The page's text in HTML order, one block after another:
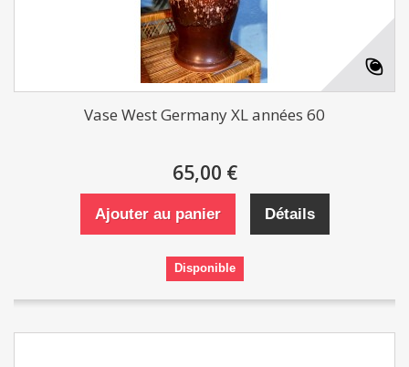
Vase West Germany XL années 60
65,00 €
Ajouter au panier Détails
Disponible